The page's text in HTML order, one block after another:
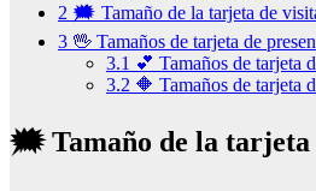
2 🗯️ Tamaño de la tarjeta de
3 🖖 Tamaños de tarjeta de
3.1 💕 Tamaños de tarjeta
3.2 🔶 Tamaños de tarjeta
🗯️ Tamaño de la tarjeta